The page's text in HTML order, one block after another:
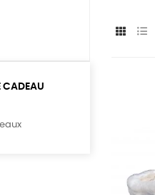
CADEAU